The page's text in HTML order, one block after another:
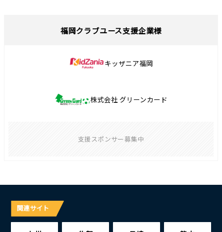
福岡クラブユース支援企業様
キッザニア福岡
株式会社 グリーンカード
支援スポンサー募集中
関連サイト